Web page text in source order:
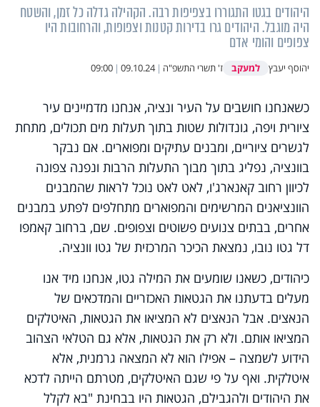
היהודים בגטו התגוררו בצפיפות רבה. הקהילה גדלה כל זמן, והשטח
היה מוגבל. היהודים גרו בדירות קטנות וצפופות, והרחובות היו
צפופים והומי אדם
יהוסף יעבץ למעקב ז' תשרי התשפ"ה |
09.10.24
|
09:00
כשאנחנו חושבים על העיר ונציה, אנחנו מדמיינים עיר
ציורית ויפה, גונדולות שטות בתוך תעלות מים תכולים, מתחת
לגשרים ציוריים, ומבנים עתיקים ומפוארים. אם נבקר
בוונציה, נפליג בתוך מבוך התעלות הרבות ונפנה צפונה
לכיוון רחוב קאנארג'ו, לאט לאט נוכל לראות שהמבנים
הוונציאנים המרשימים והמפוארים מתחלפים לפתע במבנים
אחרים, בבתים צנועים פשוטים וצפופים. שם, ברחוב קאמפו
דל גטו נובו, נמצאת הכיכר המרכזית של גטו וונציה.
כיהודים, כשאנו שומעים את המילה גטו, אנחנו מיד אנו
מעלים בדעתנו את הגטאות האכזריים והמדכאים של
הנאצים. אבל הנאצים לא המציאו את הגטאות, האיטלקים
המציאו אותם. ולא רק את הגטאות, אלא גם הטלאי הצהוב
הידוע לשמצה – אפילו הוא לא המצאה גרמנית, אלא
איטלקית. ואף על פי שגם האיטלקים, מטרתם הייתה לדכא
את היהודים ולהגבילם, הגטאות היו בבחינת "בא לקלל